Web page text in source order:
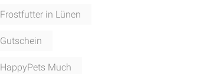
Frostfutter in Lünen
Gutschein
HappyPets Much